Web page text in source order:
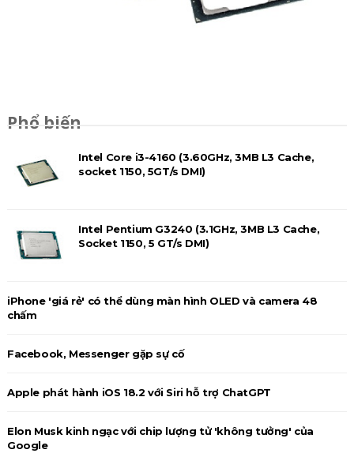
Phổ biến
Intel Core i3-4160 (3.60GHz, 3MB L3 Cache,
socket 1150, 5GT/s DMI)
Intel Pentium G3240 (3.1GHz, 3MB L3 Cache,
Socket 1150, 5 GT/s DMI)
iPhone 'giá rẻ' có thể dùng màn hình OLED và camera 48
chấm
Facebook, Messenger gặp sự cố
Apple phát hành iOS 18.2 với Siri hỗ trợ ChatGPT
Elon Musk kinh ngạc với chip lượng tử 'không tưởng' của
Google